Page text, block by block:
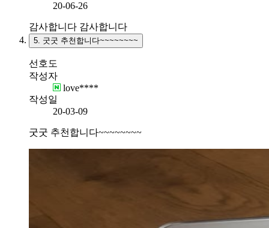
20-06-26
감사합니다 감사합니다
5. 굿굿 추천합니다~~~~~~~~
선호도
작성자
love****
작성일
20-03-09
굿굿 추천합니다~~~~~~~~